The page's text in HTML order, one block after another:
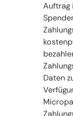
Auftrag
Daten